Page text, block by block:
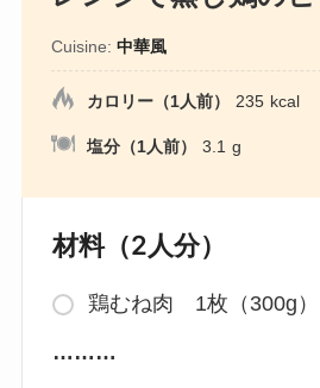
Cuisine: 中華風
カロリー（1人前） 235 kcal
塩分（1人前） 3.1 g
材料（2人分）
鶏むね肉 1枚（300g）
………